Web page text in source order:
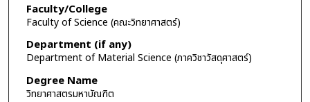
Faculty/College
Faculty of Science (คณะวิทยาศาสตร์)
Department (if any)
Department of Material Science (ภาควิชาวัสดุศาสตร์)
Degree Name
วิทยาศาสตรมหาบัณฑิต